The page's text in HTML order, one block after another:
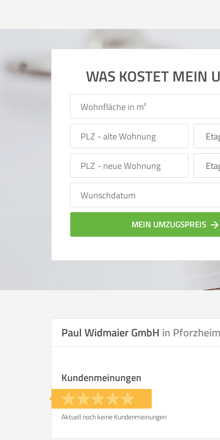
WAS KOSTET MEIN
MEIN UMZUGSPREIS arrow_forward
Vergleichsergebnis
Ihre Angaben: am
Paul Widmaier GmbH in Pforzheim
Kundenmeinungen
Aktuell noch keine Kundenmeinungen